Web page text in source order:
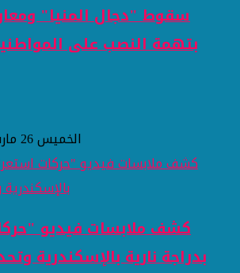
سقوط "دجال المنيا"
بتهمة النصب على
الخميس 26 مارس 2026 09:31 مساءً
كشف ملابسات فيديو
بدراجة نارية بالإسكندرية